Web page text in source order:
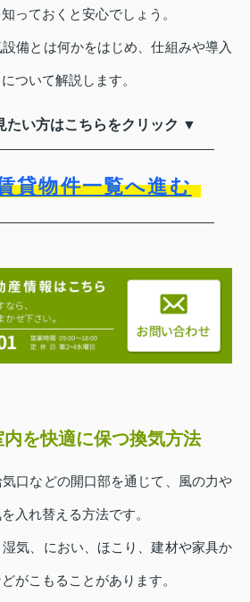
っておくと安心でしょう。
備とは何かをはじめ、仕組みや導入
ついて解説します。
たい方はこちらをクリック ▼
貸物件一覧へ進む
を快適に保つ換気方法
口などの開口部を通じて、風の力や
入れ替える方法です。
気、におい、ほこり、建材や家具か
がこもることがあります。